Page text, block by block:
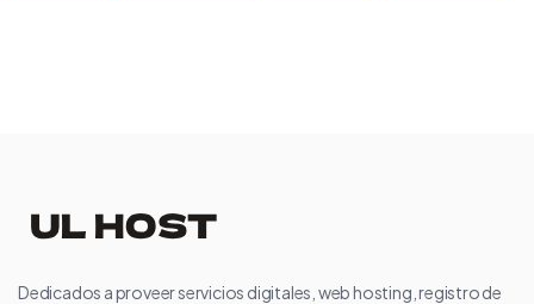
Dedicados a proveer servicios digitales, web hosting, registro de